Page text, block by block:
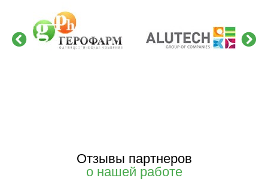
Отзывы партнеров
о нашей работе